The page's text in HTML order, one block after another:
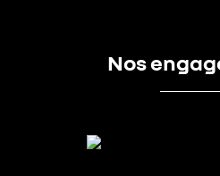
Nos